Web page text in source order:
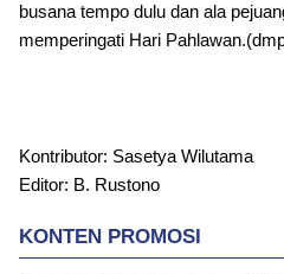
busana tempo dulu dan ala
memperingati Hari
Kontributor: Sasetya Wilutama
Editor: B. Rustono